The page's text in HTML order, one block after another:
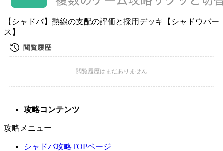
【シャドバ】熱線の支配の評価と採用デッキ【シャドウバー
ス】
攻略コンテンツ
攻略メニュー
シャドバ攻略TOPページ